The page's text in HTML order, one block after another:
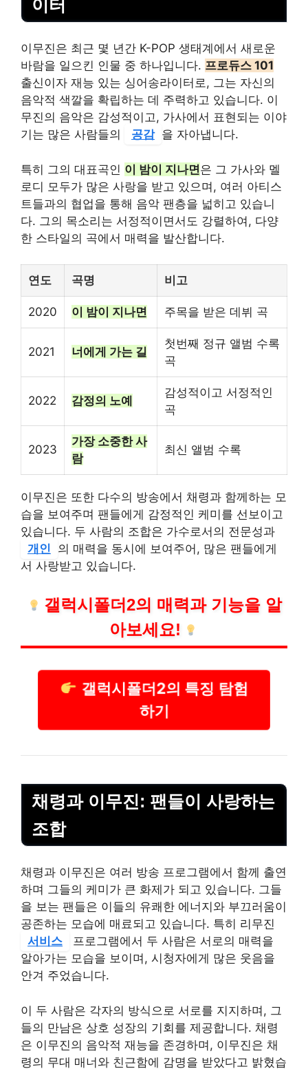
이터
이무진은 최근 몇 년간 K-POP 생태계에서 새로운
바람을 일으킨 인물 중 하나입니다. 프로듀스 101
출신이자 재능 있는 싱어송라이터로, 그는 자신의
음악적 색깔을 확립하는 데 주력하고 있습니다. 이
무진의 음악은 감성적이고, 가사에서 표현되는 이야
기는 많은 사람들의
공감 을 자아냅니다.
특히 그의 대표곡인 이 밤이 지나면은 그 가사와 멜
로디 모두가 많은 사랑을 받고 있으며, 여러 아티스
트들과의 협업을 통해 음악 팬층을 넓히고 있습니
다. 그의 목소리는 서정적이면서도 강렬하여, 다양
한 스타일의 곡에서 매력을 발산합니다.
연도 곡명 비고
2020 이 밤이 지나면 주목을 받은 데뷔 곡
2021 너에게 가는 길
첫번째 정규 앨범 수록
곡
2022 감정의 노예
감성적이고 서정적인
곡
2023
가장 소중한 사
람
최신 앨범 수록
이무진은 또한 다수의 방송에서 채령과 함께하는 모
습을 보여주며 팬들에게 감정적인 케미를 선보이고
있습니다. 두 사람의 조합은 가수로서의 전문성과
개인
의 매력을 동시에 보여주어, 많은 팬들에게
서 사랑받고 있습니다.
갤럭시폴더2의 매력과 기능을 알
아보세요!
갤럭시폴더2의 특징 탐험
하기
채령과 이무진: 팬들이 사랑하는
조합
채령과 이무진은 여러 방송 프로그램에서 함께 출연
하며 그들의 케미가 큰 화제가 되고 있습니다. 그들
을 보는 팬들은 이들의 유쾌한 에너지와 부끄러움이
공존하는 모습에 매료되고 있습니다. 특히 리무진
서비스
프로그램에서 두 사람은 서로의 매력을
알아가는 모습을 보이며, 시청자에게 많은 웃음을
안겨 주었습니다.
이 두 사람은 각자의 방식으로 서로를 지지하며, 그
들의 만남은 상호 성장의 기회를 제공합니다. 채령
은 이무진의 음악적 재능을 존경하며, 이무진은 채
령의 무대 매너와 친근함에 감명을 받았다고 밝혔습